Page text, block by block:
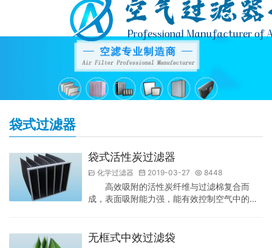
袋式过滤器
袋式活性炭过滤器
化学过滤器 2019-03-27 8448
高效吸附的活性炭纤维与过滤棉复合而
成，表面吸附能力强，能有效控制空气中的臭
炭纤维与无纺布复合制成，有效去除空气中各
无框式中效过滤袋